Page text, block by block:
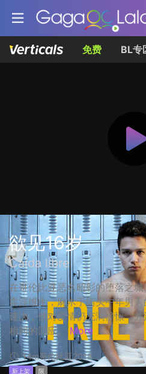
免费 BL专
欲见16岁
Caída libre
在哥伦比亚恶名昭彰的堕落之城
卖淫维生，麻木于街头中年男人
速决，他对爱情仍充满憧憬，
相同的回应。
More
14m哥伦比亚2018
新上架 限